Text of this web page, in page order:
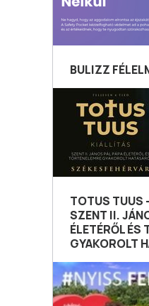
BULIZZ
TOTUS TUUS
SZENT II.
ÉLETÉRŐL ÉS
GYAKOROLT